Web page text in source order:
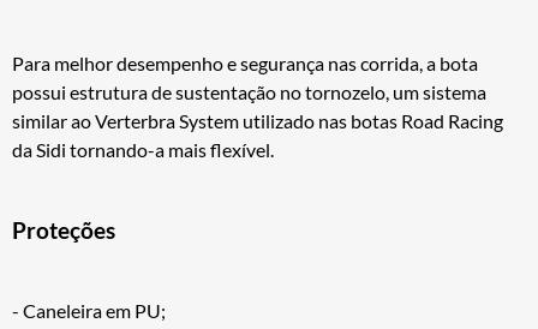
Para melhor desempenho e segurança nas corrida, a bota
possui estrutura de sustentação no tornozelo, um sistema
similar ao Verterbra System utilizado nas botas Road Racing
da Sidi tornando-a mais flexível.
Proteções
- Caneleira em PU;